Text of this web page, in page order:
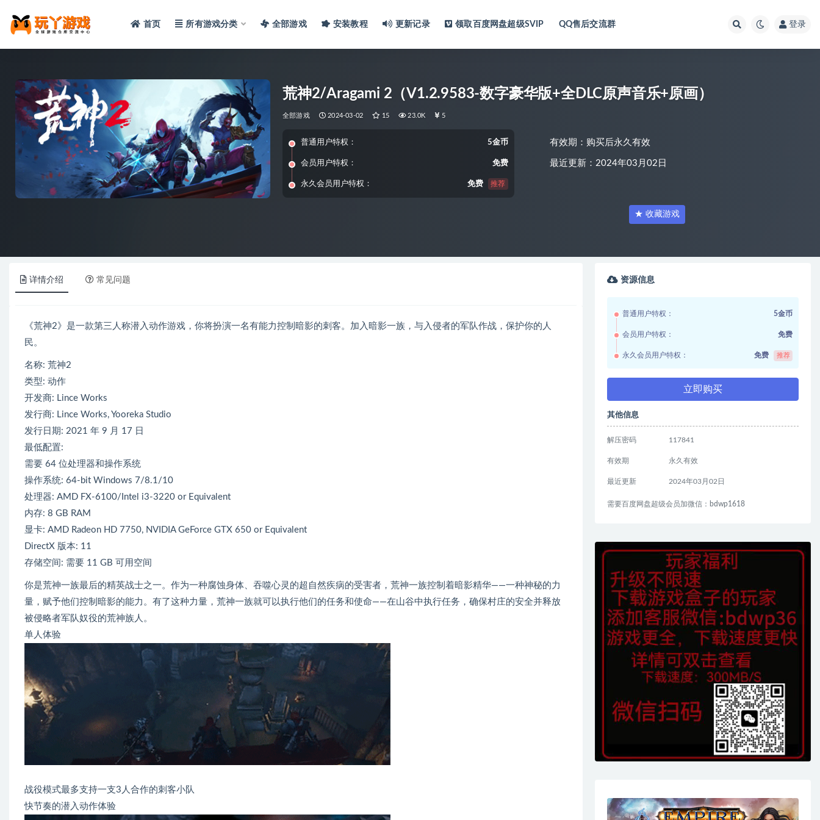
首页 所有游戏分类 全部游戏 安装教程 更新记录 领取百度网盘超级SVIP QQ售后交流群 登录
荒神2/Aragami 2（V1.2.9583-数字豪华版+全DLC原声音乐+原画）
全部游戏 2024-03-02 15 23.0K 5
普通用户特权： 5金币
会员用户特权： 免费
永久会员用户特权： 免费 推荐
有效期：购买后永久有效
最近更新：2024年03月02日
★ 收藏游戏
详情介绍 常见问题
《荒神2》是一款第三人称潜入动作游戏，你将扮演一名有能力控制暗影的刺客。加入暗影一族，与入侵者的军队作战，保护你的人
民。
名称: 荒神2
类型: 动作
开发商: Lince Works
发行商: Lince Works, Yooreka Studio
发行日期: 2021 年 9 月 17 日
最低配置:
需要 64 位处理器和操作系统
操作系统: 64-bit Windows 7/8.1/10
处理器: AMD FX-6100/Intel i3-3220 or Equivalent
内存: 8 GB RAM
显卡: AMD Radeon HD 7750, NVIDIA GeForce GTX 650 or Equivalent
DirectX 版本: 11
存储空间: 需要 11 GB 可用空间
你是荒神一族最后的精英战士之一。作为一种腐蚀身体、吞噬心灵的超自然疾病的受害者，荒神一族控制着暗影精华——一种神秘的力
量，赋予他们控制暗影的能力。有了这种力量，荒神一族就可以执行他们的任务和使命——在山谷中执行任务，确保村庄的安全并释放
被侵略者军队奴役的荒神族人。
单人体验
战役模式最多支持一支3人合作的刺客小队
快节奏的潜入动作体验
资源信息
普通用户特权： 5金币
会员用户特权： 免费
永久会员用户特权： 免费 推荐
立即购买
其他信息
解压密码 117841
有效期 永久有效
最近更新 2024年03月02日
需要百度网盘超级会员加微信：bdwp1618